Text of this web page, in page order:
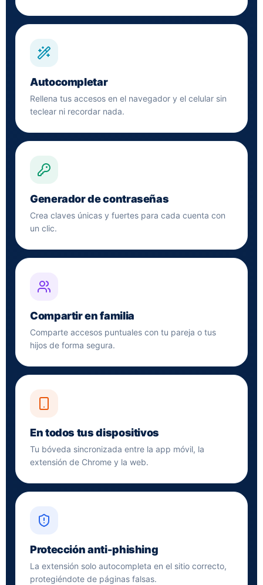
Autocompletar
Rellena tus accesos en el navegador y el celular sin
teclear ni recordar nada.
Generador de contraseñas
Crea claves únicas y fuertes para cada cuenta con
un clic.
Compartir en familia
Comparte accesos puntuales con tu pareja o tus
hijos de forma segura.
En todos tus dispositivos
Tu bóveda sincronizada entre la app móvil, la
extensión de Chrome y la web.
Protección anti-phishing
La extensión solo autocompleta en el sitio correcto,
protegiéndote de páginas falsas.